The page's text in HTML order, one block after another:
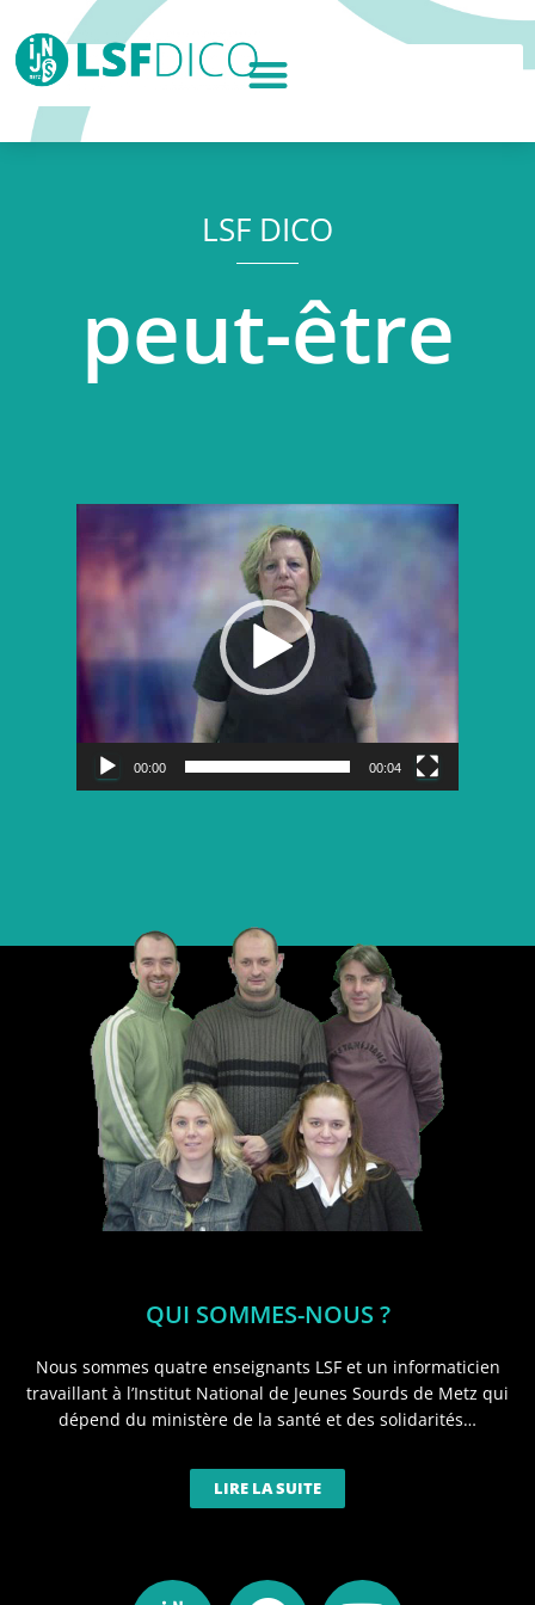
LSF DICO
peut-être
Lecteur
vidéo
00:00 00:04
QUI SOMMES-NOUS ?
Nous sommes quatre enseignants LSF et un informaticien
travaillant à l’Institut National de Jeunes Sourds de Metz qui
dépend du ministère de la santé et des solidarités…
LIRE LA SUITE